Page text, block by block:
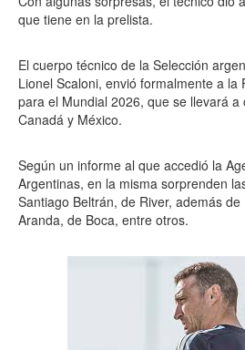
que tiene en la prelista.
El cuerpo técnico de la Selección
Lionel Scaloni, envió formalmente a la
para el Mundial 2026, que se llevará a
Canadá y México.
Según un informe al que accedió la
Argentinas, en la misma sorprenden
Santiago Beltrán, de River, además
Aranda, de Boca, entre otros.